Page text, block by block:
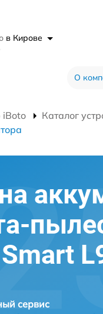
в Кирове
О
iBoto Каталог
сервис